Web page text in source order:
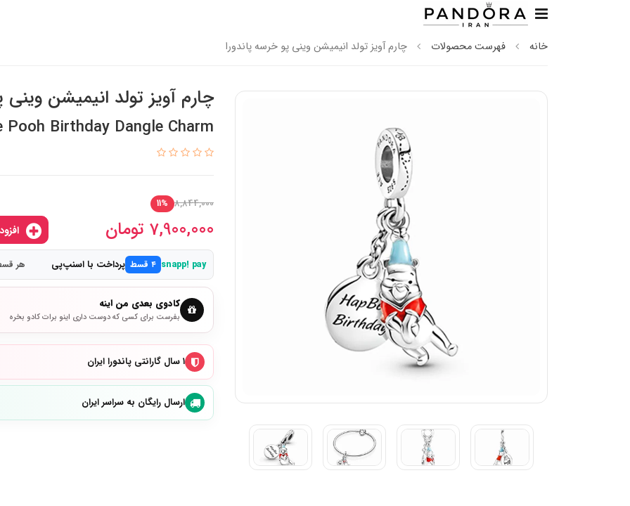
خانه فهرست محصولات چارم آویز تولد انیمیشن وینی پو خرسه پاندورا
چارم آویز تولد انیمیشن وینی
Birthday Dangle Charm
8,844,000
11%
7,900,000 تومان
snapp! pay ۴ قسط پرداخت با اسنپ‌پی هر قسط 1,975,000
کادوی بعدی من اینه
بفرست برای کسی که دوست داری اینو برات کادو بخره
۱ سال گارانتی پاندورا ایران
ارسال رایگان به سراسر ایران